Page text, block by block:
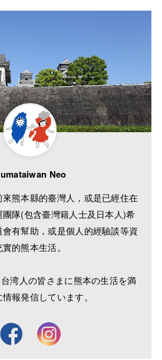
Neo
熊本縣的臺灣人，或是已經住在
隊(包含臺灣籍人士及日本人)希
有幫助，或是個人的經驗談等資
的熊本生活。
湾人の皆さまに熊本の生活を満
報発信しています。